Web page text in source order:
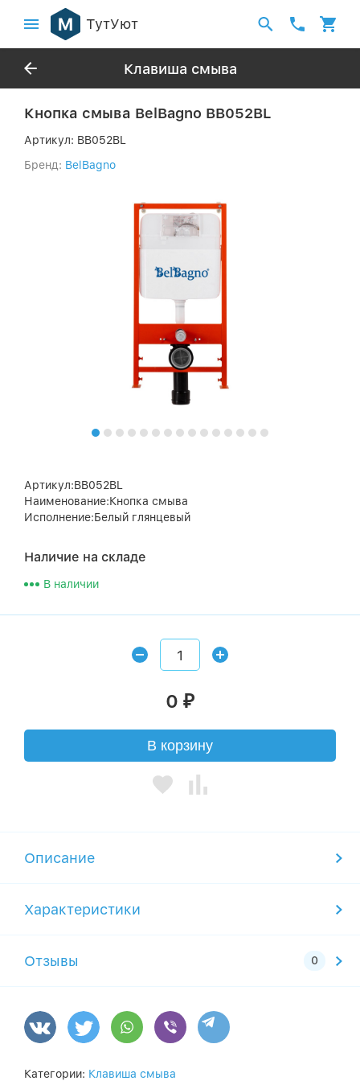
ТутУют
Клавиша смыва
Кнопка смыва BelBagno BB052BL
Артикул: BB052BL
Бренд: BelBagno
Артикул:BB052BL
Наименование:Кнопка смыва
Исполнение:Белый глянцевый
Наличие на складе
В наличии
0 ₽
В корзину
Описание
Характеристики
Отзывы
Категории: Клавиша смыва